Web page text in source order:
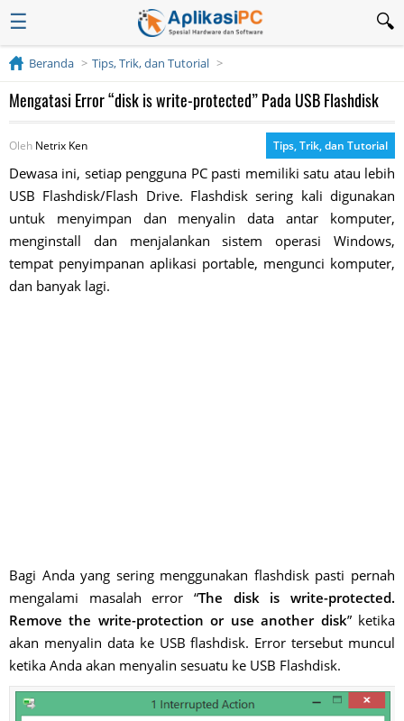
☰
Beranda Tips, Trik, dan Tutorial
Mengatasi Error “disk is write-protected” Pada USB Flashdisk
Oleh Netrix Ken Tips, Trik, dan Tutorial
Dewasa ini, setiap pengguna PC pasti memiliki satu atau lebih
USB Flashdisk/Flash Drive. Flashdisk sering kali digunakan
untuk menyimpan dan menyalin data antar komputer,
menginstall dan menjalankan sistem operasi Windows,
tempat penyimpanan aplikasi portable, mengunci komputer,
dan banyak lagi.
Bagi Anda yang sering menggunakan flashdisk pasti pernah
mengalami masalah error “The disk is write-protected.
Remove the write-protection or use another disk” ketika
akan menyalin data ke USB flashdisk. Error tersebut muncul
ketika Anda akan menyalin sesuatu ke USB Flashdisk.